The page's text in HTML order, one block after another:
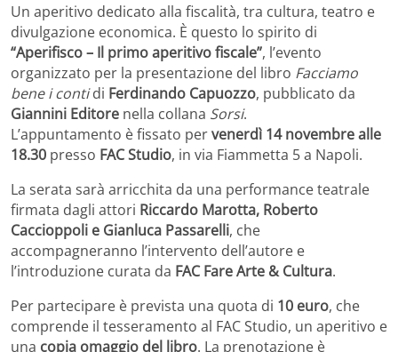
Un aperitivo dedicato alla fiscalità, tra cultura, teatro e
divulgazione economica. È questo lo spirito di
“Aperifisco – Il primo aperitivo fiscale”, l’evento
organizzato per la presentazione del libro Facciamo
bene i contidi Ferdinando Capuozzo, pubblicato da
Giannini Editore nella collana Sorsi.
L’appuntamento è fissato pervenerdì 14 novembre alle
18.30 presso FAC Studio, in via Fiammetta 5 a Napoli.
La serata sarà arricchita da una performance teatrale
firmata dagli attori Riccardo Marotta, Roberto
Caccioppoli e Gianluca Passarelli, che
accompagneranno l’intervento dell’autore e
l’introduzione curata da FAC Fare Arte & Cultura.
Per partecipare è prevista una quota di 10 euro, che
comprende il tesseramento al FAC Studio, un aperitivo e
una copia omaggio del libro. La prenotazione è